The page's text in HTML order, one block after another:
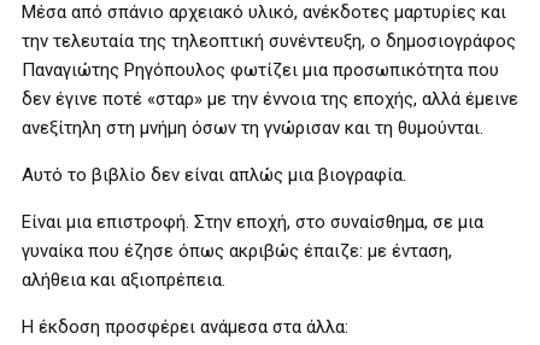
Μέσα από σπάνιο αρχειακό υλικό, ανέκδοτες μαρτυρίες και
την τελευταία της τηλεοπτική συνέντευξη, ο δημοσιογράφος
Παναγιώτης Ρηγόπουλος φωτίζει μια προσωπικότητα που
δεν έγινε ποτέ «σταρ» με την έννοια της εποχής, αλλά έμεινε
ανεξίτηλη στη μνήμη όσων τη γνώρισαν και τη θυμούνται.
Αυτό το βιβλίο δεν είναι απλώς μια βιογραφία.
Είναι μια επιστροφή. Στην εποχή, στο συναίσθημα, σε μια
γυναίκα που έζησε όπως ακριβώς έπαιζε: με ένταση,
αλήθεια και αξιοπρέπεια.
Η έκδοση προσφέρει ανάμεσα στα άλλα: